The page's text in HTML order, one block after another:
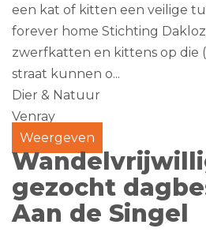
een kat of kitten een veilige
forever home Stichting
zwerfkatten en kittens op die
straat kunnen o...
Dier & Natuur
Venray
Weergeven
gezocht
Aan de Singel